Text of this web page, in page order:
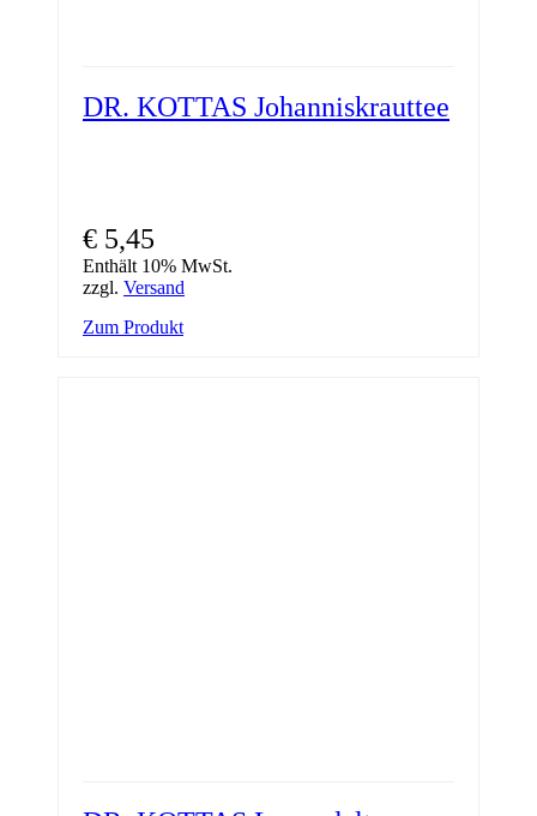
DR. KOTTAS Johanniskrauttee
€ 5,45
Enthält 10% MwSt.
zzgl. Versand
Zum Produkt